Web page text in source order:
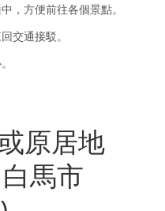
，方便前往各個景點。
交通接駁。
原居地
馬市